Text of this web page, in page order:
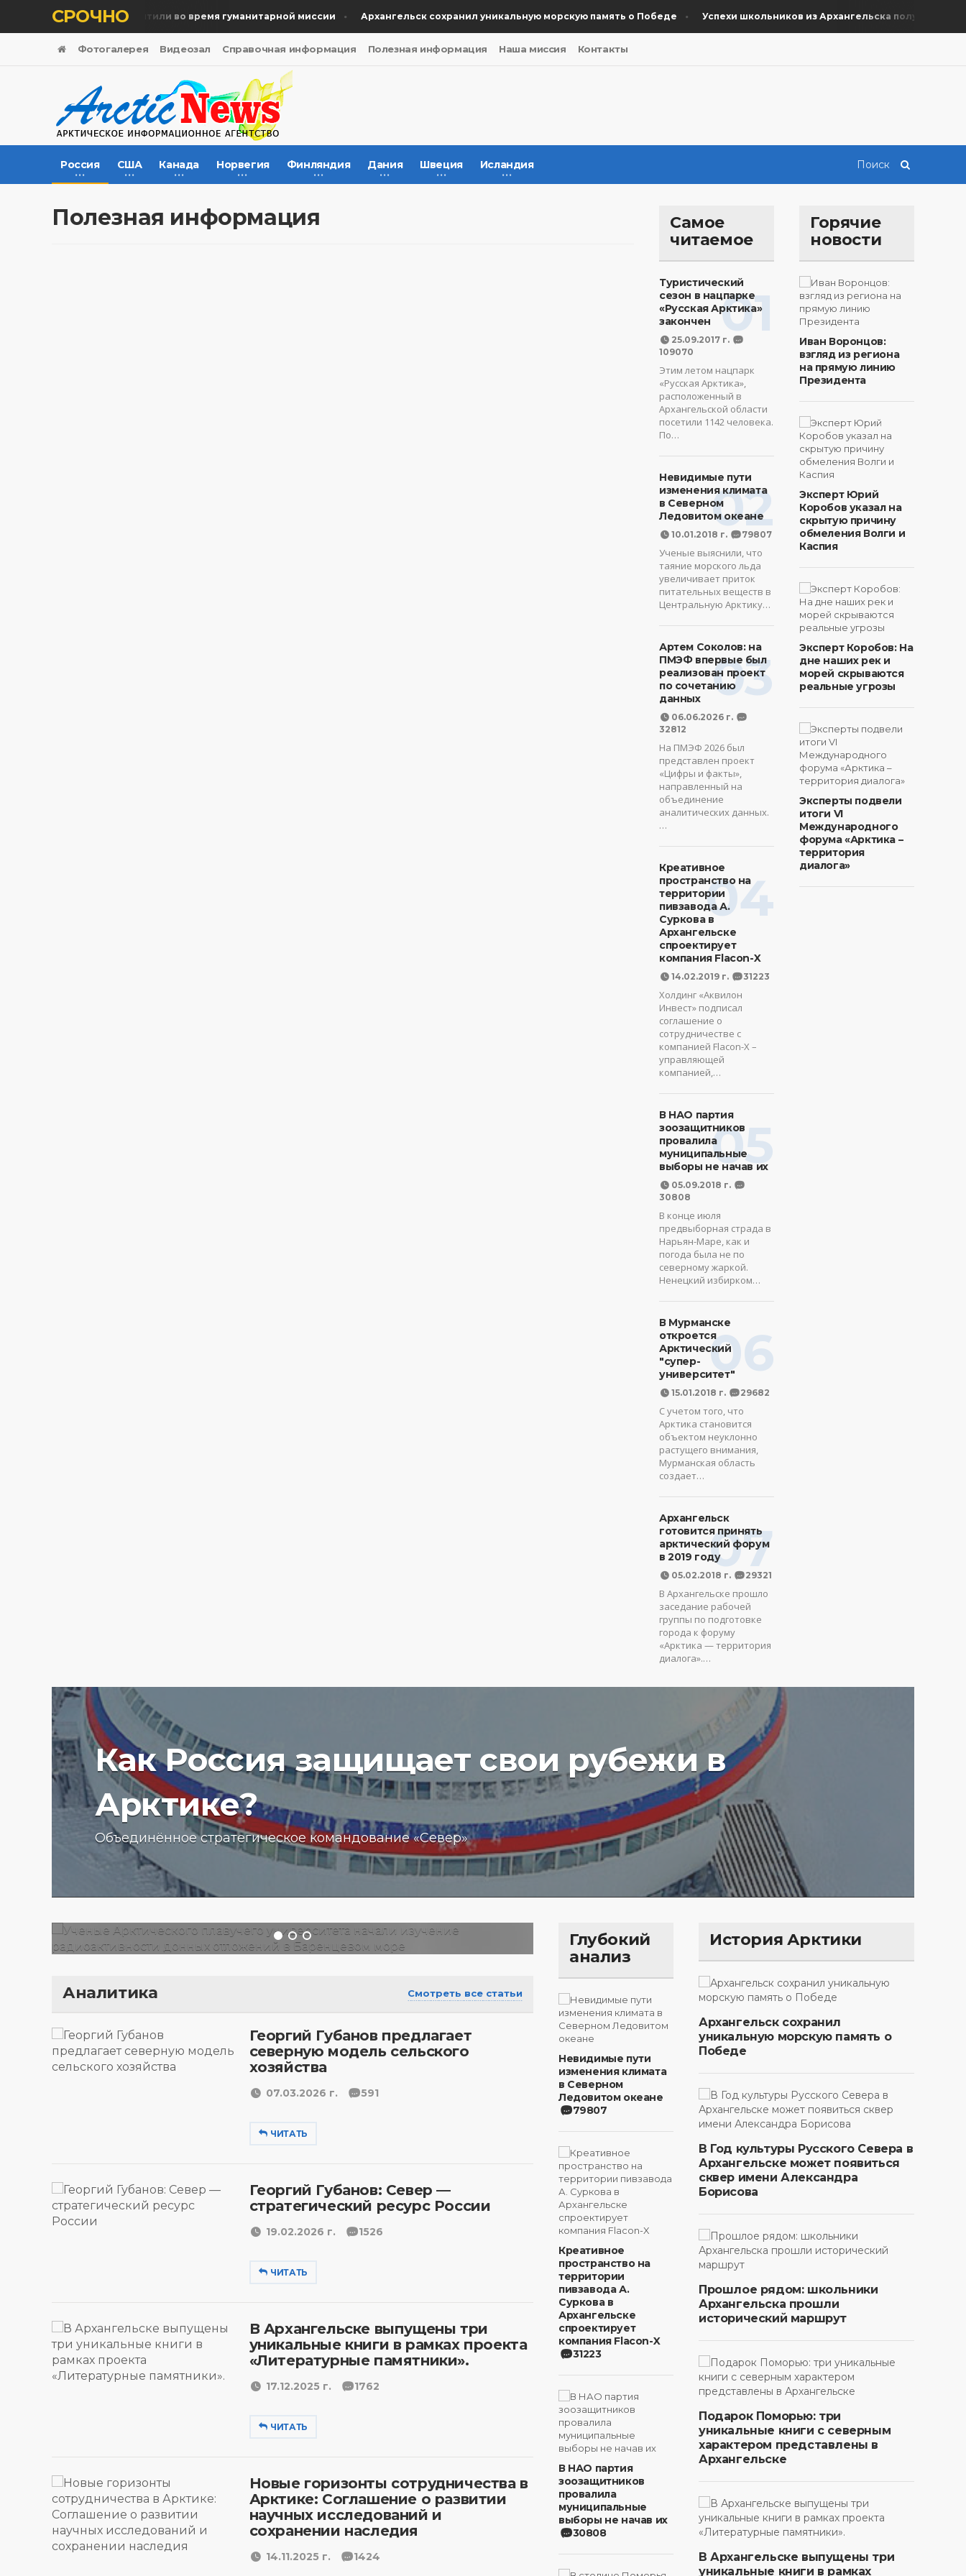
СРОЧНО
Память жертв почтили во время гуманитарной миссии Архангельск сохранил уникальную морскую память о Победе Успехи школьников из Архангельска получили
Фотогалерея Видеозал Справочная информация Полезная информация Наша миссия Контакты
Россия США Канада Норвегия Финляндия Дания Швеция Исландия
Полезная информация
Самое
читаемое
01
Туристический
сезон в нацпарке
«Русская Арктика»
закончен
25.09.2017 г.
109070
Этим летом нацпарк
«Русская Арктика»,
расположенный в
Архангельской области
посетили 1142 человека.
По…
02
Невидимые пути
изменения климата
в Северном
Ледовитом океане
10.01.2018 г. 79807
Ученые выяснили, что
таяние морского льда
увеличивает приток
питательных веществ в
Центральную Арктику…
03
Артем Соколов: на
ПМЭФ впервые был
реализован проект
по сочетанию
данных
06.06.2026 г.
32812
На ПМЭФ 2026 был
представлен проект
«Цифры и факты»,
направленный на
объединение
аналитических данных.
…
04
Креативное
пространство на
территории
пивзавода А.
Суркова в
Архангельске
спроектирует
компания Flacon-X
14.02.2019 г. 31223
Холдинг «Аквилон
Инвест» подписал
соглашение о
сотрудничестве с
компанией Flacon-X –
управляющей
компанией,…
05
В НАО партия
зоозащитников
провалила
муниципальные
выборы не начав их
05.09.2018 г.
30808
В конце июля
предвыборная страда в
Нарьян-Маре, как и
погода была не по
северному жаркой.
Ненецкий избирком…
06
В Мурманске
откроется
Арктический
"супер-
университет"
15.01.2018 г. 29682
С учетом того, что
Арктика становится
объектом неуклонно
растущего внимания,
Мурманская область
создает…
07
Архангельск
готовится принять
арктический форум
в 2019 году
05.02.2018 г. 29321
В Архангельске прошло
заседание рабочей
группы по подготовке
города к форуму
«Арктика — территория
диалога».…
Горячие
новости
Иван Воронцов:
взгляд из региона
на прямую линию
Президента
Эксперт Юрий
Коробов указал на
скрытую причину
обмеления Волги и
Каспия
Эксперт Коробов: На
дне наших рек и
морей скрываются
реальные угрозы
Эксперты подвели
итоги VI
Международного
форума «Арктика –
территория
диалога»
Как Россия защищает свои рубежи в
Арктике?
Объединённое стратегическое командование «Север»
Ученые Арктического плавучего
университета начали изучение
радиоактивности донных
отложений в Баренцевом море
Бизнесу вредят пустые
обещания: Юрий Коробов о
проблемах чрезмерного
кредитования в РФ
Аналитика Смотреть все статьи
Георгий Губанов предлагает
северную модель сельского
хозяйства
07.03.2026 г. 591
ЧИТАТЬ
Георгий Губанов: Север —
стратегический ресурс России
19.02.2026 г. 1526
ЧИТАТЬ
В Архангельске выпущены три
уникальные книги в рамках проекта
«Литературные памятники».
17.12.2025 г. 1762
ЧИТАТЬ
Новые горизонты сотрудничества в
Арктике: Соглашение о развитии
научных исследований и
сохранении наследия
14.11.2025 г. 1424
Глубокий
анализ
Невидимые пути
изменения климата
в Северном
Ледовитом океане
79807
Креативное
пространство на
территории
пивзавода А.
Суркова в
Архангельске
спроектирует
компания Flacon-X
31223
В НАО партия
зоозащитников
провалила
муниципальные
выборы не начав их
30808
История Арктики
Архангельск сохранил
уникальную морскую память о
Победе
В Год культуры Русского Севера в
Архангельске может появиться
сквер имени Александра
Борисова
Прошлое рядом: школьники
Архангельска прошли
исторический маршрут
Подарок Поморью: три
уникальные книги с северным
характером представлены в
Архангельске
В Архангельске выпущены три
уникальные книги в рамках